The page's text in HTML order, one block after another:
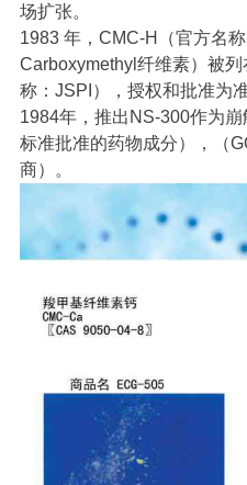
场扩张。
1983 年， CMC-H
（官方名
Carboxymethyl 纤维素）被
称： JSPI ），授权和批准为
1984年， 推出 NS-300作为崩
标准批准的药物成分），（
商）。